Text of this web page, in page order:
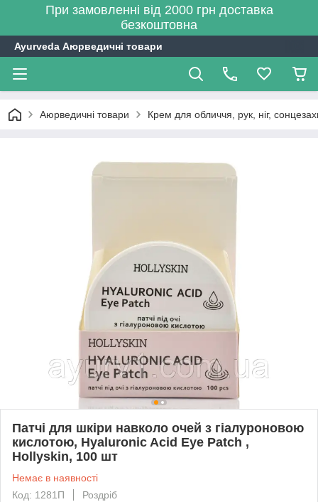
При замовленні від 2000 грн доставка
безкоштовна
Ayurveda Аюрведичні товари
Аюрведичні товари Крем для обличчя, рук, ніг,
Патчі для шкіри навколо очей з гіалуроновою
кислотою, Hyaluronic Acid Eye Patch ,
Hollyskin, 100 шт
Немає в наявності
Код: 1281П
Роздріб